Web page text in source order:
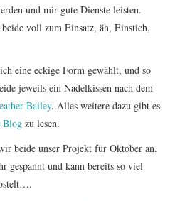
und mir gute Dienste leisten.
voll zum Einsatz, äh, Einstich,
eine eckige Form gewählt, und so
jeweils ein Nadelkissen nach dem
Bailey. Alles weitere dazu gibt es
Blog zu lesen.
beide unser Projekt für Oktober an.
gespannt und kann bereits so viel